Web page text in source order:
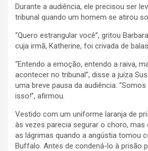
Durante a audiência, ele precisou ser
tribunal quando um homem se atirou
“Quero estrangular você”, gritou
cuja irmã, Katherine, foi crivada de
“Entendo a emoção, entendo a raiva,
acontecer no tribunal”, disse a juíza
uma breve pausa da audiência.
isso!”, afirmou.
Vestido com um uniforme laranja de
às vezes parecia segurar o choro,
as lágrimas quando a angústia tomou
Buffalo. Antes de condená-lo à prisão